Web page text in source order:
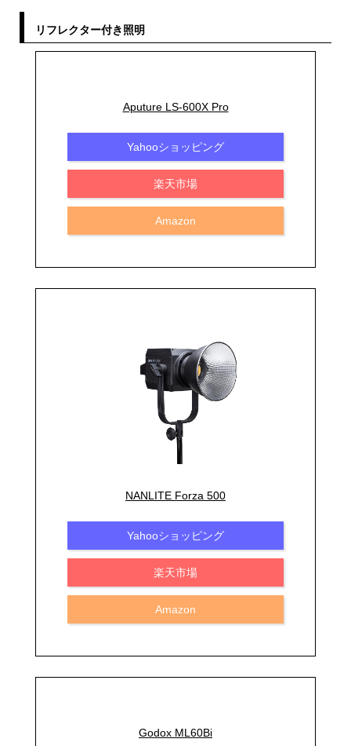
リフレクター付き照明
Aputure LS-600X Pro
Yahooショッピング
楽天市場
Amazon
NANLITE Forza 500
Yahooショッピング
楽天市場
Amazon
Godox ML60Bi